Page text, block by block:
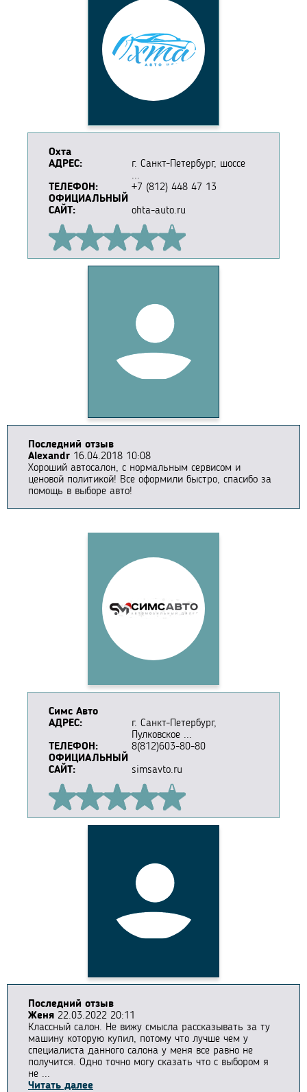
Охта
АДРЕС:
г. Санкт-Петербург, шоссе
...
ТЕЛЕФОН:
+7 (812) 448 47 13
ОФИЦИАЛЬНЫЙ
САЙТ:
ohta-auto.ru
Последний отзыв
Alexandr 16.04.2018 10:08
Хороший автосалон, с нормальным сервисом и
ценовой политикой! Все оформили быстро, спасибо за
помощь в выборе авто!
Симс Авто
АДРЕС:
г. Санкт-Петербург,
Пулковское ...
ТЕЛЕФОН:
8(812)603-80-80
ОФИЦИАЛЬНЫЙ
САЙТ:
simsavto.ru
Последний отзыв
Женя 22.03.2022 20:11
Классный салон. Не вижу смысла рассказывать за ту
машину которую купил, потому что лучше чем у
специалиста данного салона у меня все равно не
получится. Одно точно могу сказать что с выбором я
не ...
Читать далее